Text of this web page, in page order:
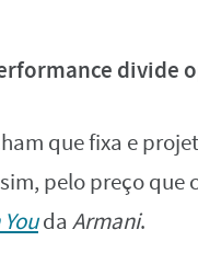
divide
que fixa e
pelo preço
da Armani.